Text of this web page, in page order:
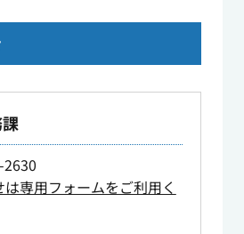
専用フォームをご利用く